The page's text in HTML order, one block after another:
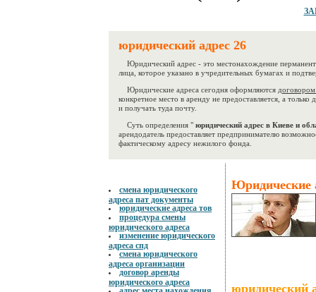
юридический адрес 26
Юридический адрес - это местонахождение
лица, которое указано в учредительных бумагах и
Юридические адреса сегодня оформляются
конкретное место в аренду не предоставляется, а
и получать туда почту.
Суть определения " юридический адрес в Киеве и
арендодатель предоставляет предпринимателю
фактическому адресу нежилого фонда.
, автор —
возможных. Голосов всего:
12. Отзывов пользователей:
смена юридического
адреса пат документы
юридические адреса тов
процедура смены
юридического адреса
изменение юридического
адреса спд
смена юридического
адреса организации
договор аренды
юридического адреса
Юридические
юридический